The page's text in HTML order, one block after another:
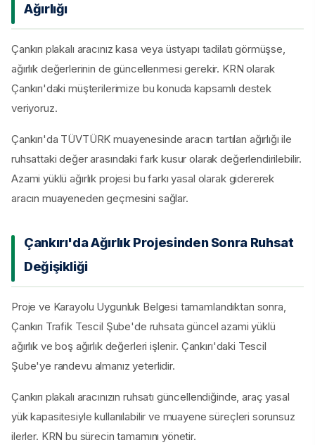
Ağırlığı
Çankırı plakalı aracınız kasa veya üstyapı tadilatı görmüşse,
ağırlık değerlerinin de güncellenmesi gerekir. KRN olarak
Çankırı'daki müşterilerimize bu konuda kapsamlı destek
veriyoruz.
Çankırı'da TÜVTÜRK muayenesinde aracın tartılan ağırlığı ile
ruhsattaki değer arasındaki fark kusur olarak değerlendirilebilir.
Azami yüklü ağırlık projesi bu farkı yasal olarak gidererek
aracın muayeneden geçmesini sağlar.
Çankırı'da Ağırlık Projesinden Sonra Ruhsat
Değişikliği
Proje ve Karayolu Uygunluk Belgesi tamamlandıktan sonra,
Çankırı Trafik Tescil Şube'de ruhsata güncel azami yüklü
ağırlık ve boş ağırlık değerleri işlenir. Çankırı'daki Tescil
Şube'ye randevu almanız yeterlidir.
Çankırı plakalı aracınızın ruhsatı güncellendiğinde, araç yasal
yük kapasitesiyle kullanılabilir ve muayene süreçleri sorunsuz
ilerler. KRN bu sürecin tamamını yönetir.